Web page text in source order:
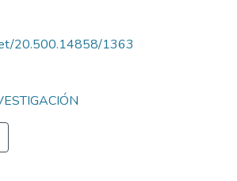
20.500.14858/1363